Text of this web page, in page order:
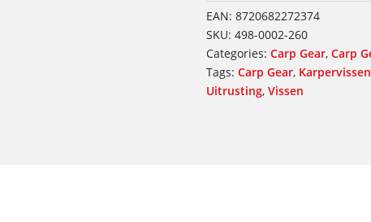
prijs
was:
€145,80.
prijs
is:
€138,50.
EAN: 8720682272374
SKU: 498-0002-260
Categories: Carp Gear, Carp
Tags: Carp Gear, Karpervissen
Uitrusting, Vissen